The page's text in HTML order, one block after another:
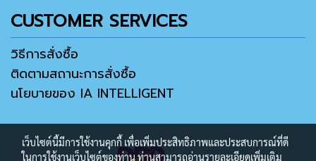
CUSTOMER SERVICES
วิธีการสั่งซื้อ
ติดตามสถานะการสั่งซื้อ
นโยบายของ IA INTELLIGENT
เว็บไซต์นี้มีการใช้งานคุกกี้ เพื่อเพิ่มประสิทธิภาพและประสบการณ์ที่ดี
ในการใช้งานเว็บไซต์ของท่าน ท่านสามารถอ่านรายละเอียดเพิ่มเติม